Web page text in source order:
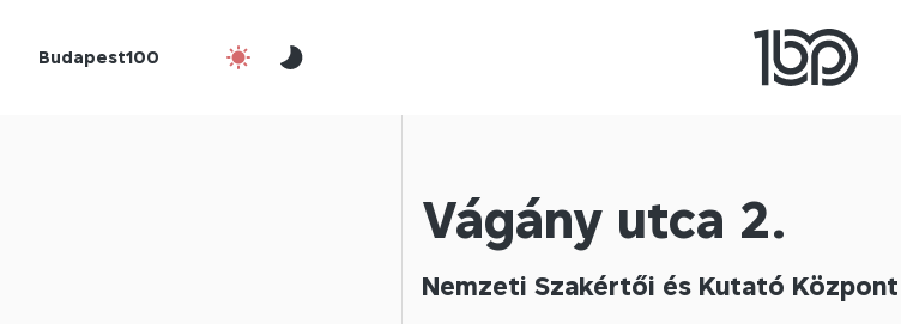
Budapest100
Vágány utca 2.
Nemzeti Szakértői és Kutató